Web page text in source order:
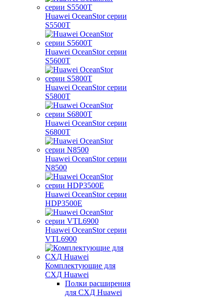
Huawei OceanStor серии
S5500T
Huawei OceanStor серии
S5600T
Huawei OceanStor серии
S5800T
Huawei OceanStor серии
S6800T
Huawei OceanStor серии
N8500
Huawei OceanStor серии
HDP3500E
Huawei OceanStor серии
VTL6900
Комплектующие для
СХД Huawei
Полки расширения
для СХД Huawei